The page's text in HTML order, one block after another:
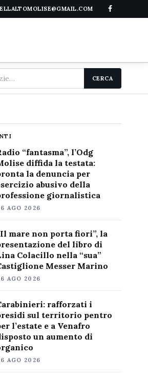
CERCA
“fantasma”, l’Odg
diffida la testata:
la denuncia per
abusivo della
giornalistica
AGO 2026
mare non porta fiori”, la
del libro di
Colacillo nella “sua”
Messer Marino
AGO 2026
rafforzati i
sul territorio pentro
l’estate e a Venafro
un aumento di
AGO 2026